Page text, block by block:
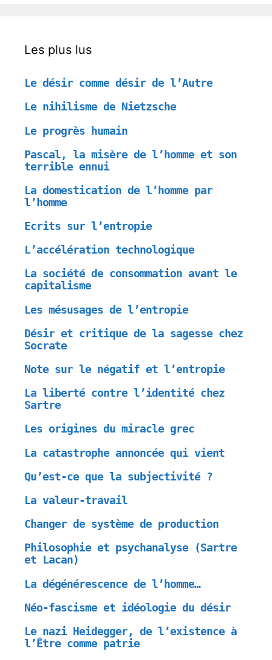
Les plus lus
Le désir comme désir de l’Autre
Le nihilisme de Nietzsche
Le progrès humain
Pascal, la misère de l’homme et son
terrible ennui
La domestication de l’homme par
l’homme
Ecrits sur l’entropie
L’accélération technologique
La société de consommation avant le
capitalisme
Les mésusages de l’entropie
Désir et critique de la sagesse chez
Socrate
Note sur le négatif et l’entropie
La liberté contre l’identité chez
Sartre
Les origines du miracle grec
La catastrophe annoncée qui vient
Qu’est-ce que la subjectivité ?
La valeur-travail
Changer de système de production
Philosophie et psychanalyse (Sartre
et Lacan)
La dégénérescence de l’homme…
Néo-fascisme et idéologie du désir
Le nazi Heidegger, de l’existence à
l’Être comme patrie